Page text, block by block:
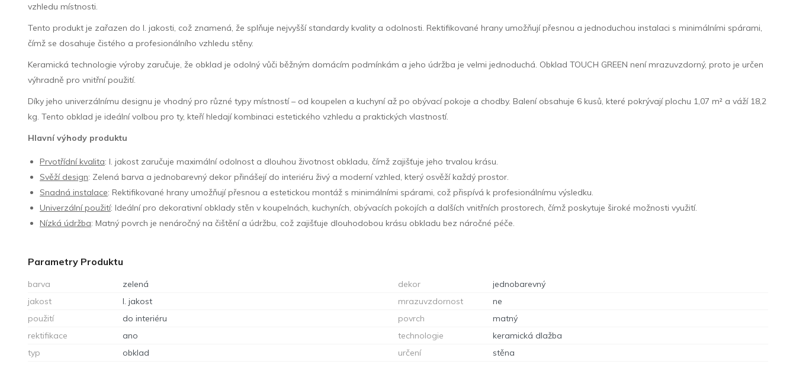
vzhledu místnosti.
Tento produkt je zařazen do I. jakosti, což znamená, že splňuje nejvyšší standardy kvality a odolnosti. Rektifikované hrany umožňují přesnou a jednoduchou instalaci s minimálními spárami,
čímž se dosahuje čistého a profesionálního vzhledu stěny.
Keramická technologie výroby zaručuje, že obklad je odolný vůči běžným domácím podmínkám a jeho údržba je velmi jednoduchá. Obklad TOUCH GREEN není mrazuvzdorný, proto je určen
výhradně pro vnitřní použití.
Díky jeho univerzálnímu designu je vhodný pro různé typy místností – od koupelen a kuchyní až po obývací pokoje a chodby. Balení obsahuje 6 kusů, které pokrývají plochu 1,07 m² a váží 18,2
kg. Tento obklad je ideální volbou pro ty, kteří hledají kombinaci estetického vzhledu a praktických vlastností.
Hlavní výhody produktu
Prvotřídní kvalita: I. jakost zaručuje maximální odolnost a dlouhou životnost obkladu, čímž zajišťuje jeho trvalou krásu.
Svěží design: Zelená barva a jednobarevný dekor přinášejí do interiéru živý a moderní vzhled, který osvěží každý prostor.
Snadná instalace: Rektifikované hrany umožňují přesnou a estetickou montáž s minimálními spárami, což přispívá k profesionálnímu výsledku.
Univerzální použití: Ideální pro dekorativní obklady stěn v koupelnách, kuchyních, obývacích pokojích a dalších vnitřních prostorech, čímž poskytuje široké možnosti využití.
Nízká údržba: Matný povrch je nenáročný na čištění a údržbu, což zajišťuje dlouhodobou krásu obkladu bez náročné péče.
Parametry Produktu
barva zelená dekor
jednobarevný
jakost
I. jakost mrazuvzdornost
ne
použití
do interiéru povrch
matný
rektifikace
ano technologie
keramická dlažba
typ
obklad určení stěna